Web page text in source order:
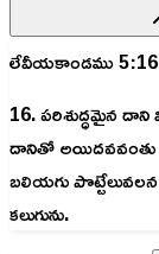
లేవీయకాండము 5:16
16. పరిశుద్ధమైన
దానితో అయిదవవంతు
బలియగు
కలుగును.